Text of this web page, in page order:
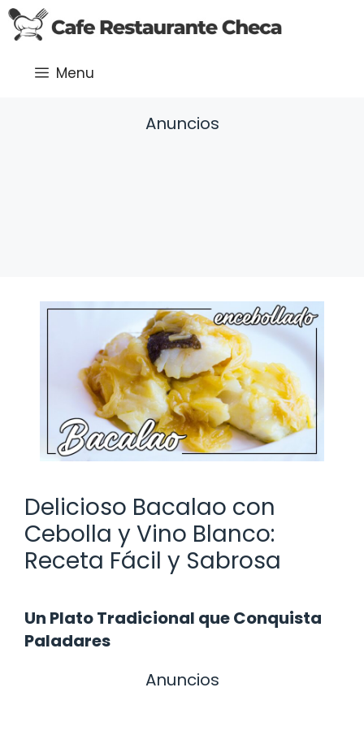
Saltar
al
Menu
Anuncios
Delicioso Bacalao con
Cebolla y Vino Blanco:
Receta Fácil y Sabrosa
Un Plato Tradicional que Conquista
Paladares
Anuncios